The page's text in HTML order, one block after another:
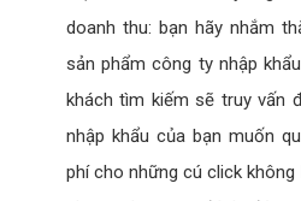
và tối ưu ngân sách thường
Mục tiêu của chiến dịch
một trong những yếu tố
của chiến dịchquảng cáo
mục tiêu khác nhau, ngân